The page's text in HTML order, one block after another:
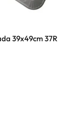
39x49cm 37R